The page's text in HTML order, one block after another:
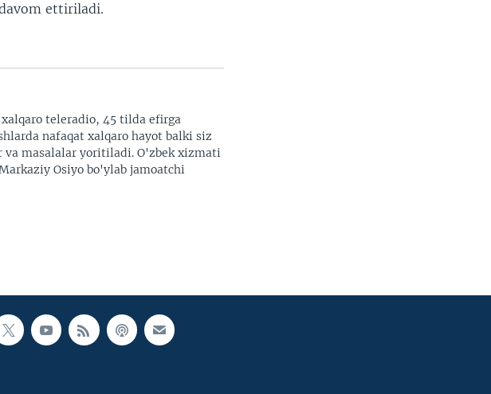
ettiriladi.
teleradio, 45 tilda efirga
nafaqat xalqaro hayot balki siz
masalalar yoritiladi. O'zbek xizmati
Osiyo bo'ylab jamoatchi